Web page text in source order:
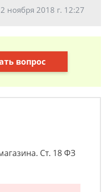
ноября 2018 г. 12:27
вопрос
Ст. 18 ФЗ